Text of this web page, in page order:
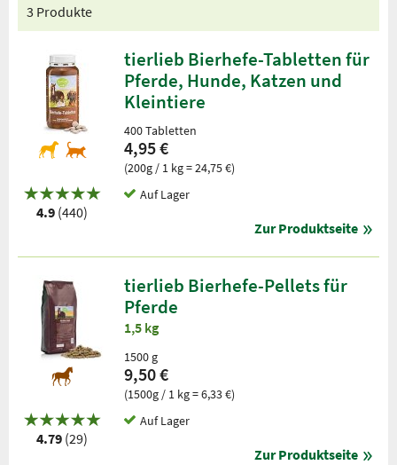
3 Produkte
4.9 (440)
tierlieb Bierhefe-Tabletten für
Pferde, Hunde, Katzen und
Kleintiere
400 Tabletten
4,95 €
(200g / 1 kg = 24,75 €)
Auf Lager
Zur Produktseite
4.79 (29)
tierlieb Bierhefe-Pellets für
Pferde
1,5 kg
1500 g
9,50 €
(1500g / 1 kg = 6,33 €)
Auf Lager
Zur Produktseite